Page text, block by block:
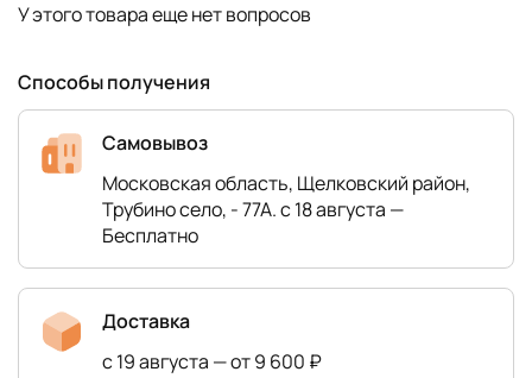
У этого товара еще нет вопросов
Способы получения
Самовывоз
Московская область, Щелковский район,
Трубино село, - 77А. с 18 августа —
Бесплатно
Доставка
с 19 августа — от 9 600 ₽